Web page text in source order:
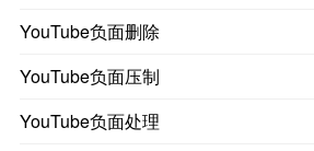
YouTube负面删除
YouTube负面压制
YouTube负面处理